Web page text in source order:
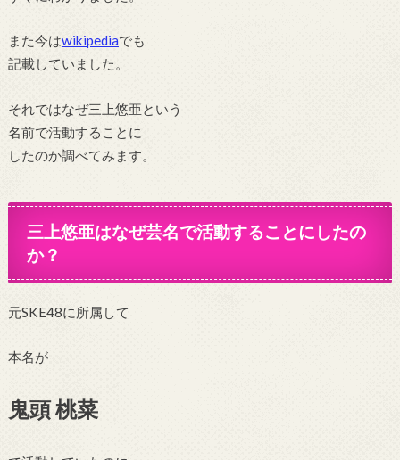
また今はwikipediaでも
記載していました。
それではなぜ三上悠亜という
名前で活動することに
したのか調べてみます。
三上悠亜はなぜ芸名で活動することにしたの
か？
元SKE48に所属して
本名が
鬼頭 桃菜